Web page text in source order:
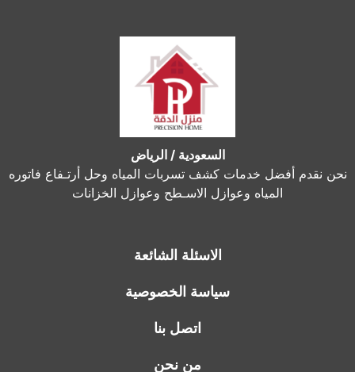
السعودية / الرياض
نحن نقدم أفضل خدمات كشف تسربات المياه وحل أرتـفاع فاتوره
المياه وعوازل الاسـطح وعوازل الخزانات
الاسئلة الشائعة
سياسة الخصوصية
اتصل بنا
من نحن